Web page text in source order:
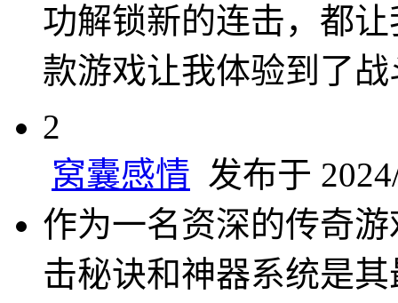
功解锁新的连击，都
款游戏让我体验到了
2
窝囊感情 发布于
作为一名资深的传奇
击秘诀和神器系统是